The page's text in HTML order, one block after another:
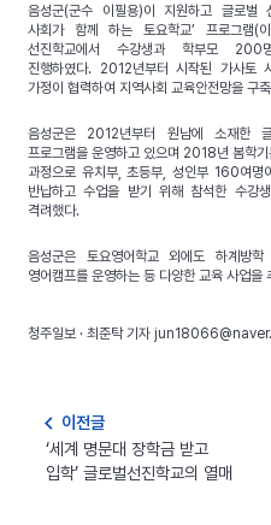
음성군(군수 이필용)이 지원하고 글로벌
사회가 함께 하는 토요학교’ 프로그램
선진학교에서 수강생과 학부모
진행하였다.
2012년부터 시작된 가사토
가정이 협력하여 지역사회 교육안전망을 구
음성군은 2012년부터 원남에 소재한
프로그램을 운영하고 있으며 2018년 봄학
과정으로 유치부, 초등부, 성인부 160여명
반납하고 수업을 받기 위해 참석한 수강
격려했다.
음성군은 토요영어학교 외에도 하계방
영어캠프를 운영하는 등 다양한 교육 사업을
청주일보 · 최준탁 기자
navigate_before 이전글
‘세계 명문대 장학금 받고
입학’ 글로벌선진학교의 열매